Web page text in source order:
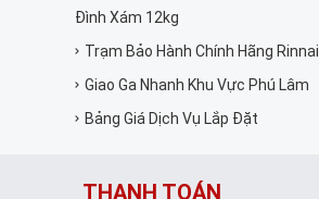
Đình Xám 12kg
Trạm Bảo Hành Chính Hãng Rinnai
Giao Ga Nhanh Khu Vực Phú Lâm
Bảng Giá Dịch Vụ Lắp Đặt
THANH TOÁN